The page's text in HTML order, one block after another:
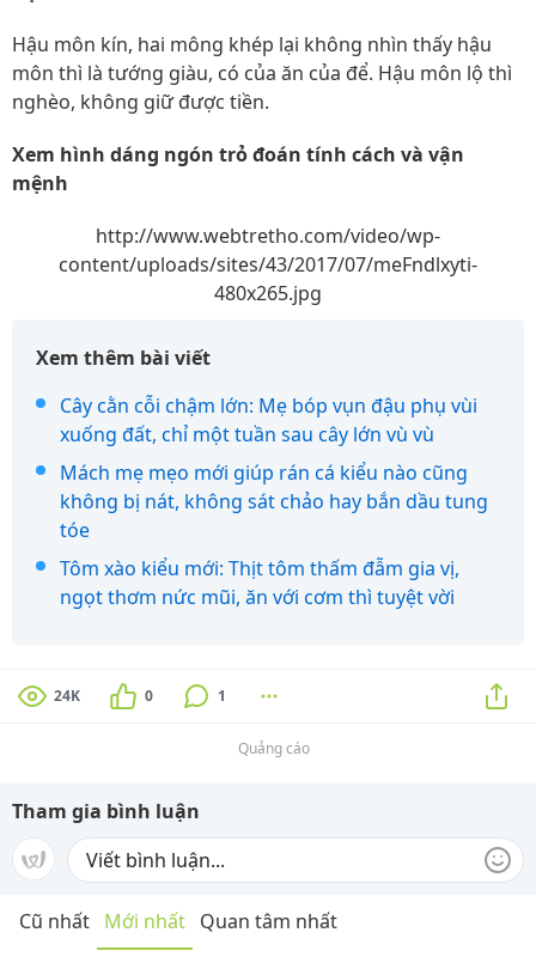
Hậu môn kín, hai mông khép lại không nhìn thấy hậu
môn thì là tướng giàu, có của ăn của để. Hậu môn lộ thì
nghèo, không giữ được tiền.
Xem hình dáng ngón trỏ đoán tính cách và vận
mệnh
http://www.webtretho.com/video/wp-
content/uploads/sites/43/2017/07/meFndlxyti-
480x265.jpg
Xem thêm bài viết
Cây cằn cỗi chậm lớn: Mẹ bóp vụn đậu phụ vùi
xuống đất, chỉ một tuần sau cây lớn vù vù
Mách mẹ mẹo mới giúp rán cá kiểu nào cũng
không bị nát, không sát chảo hay bắn dầu tung
tóe
Tôm xào kiểu mới: Thịt tôm thấm đẫm gia vị,
ngọt thơm nức mũi, ăn với cơm thì tuyệt vời
24K 0 1
Quảng cáo
Tham gia bình luận
Cũ nhất Mới nhất Quan tâm nhất